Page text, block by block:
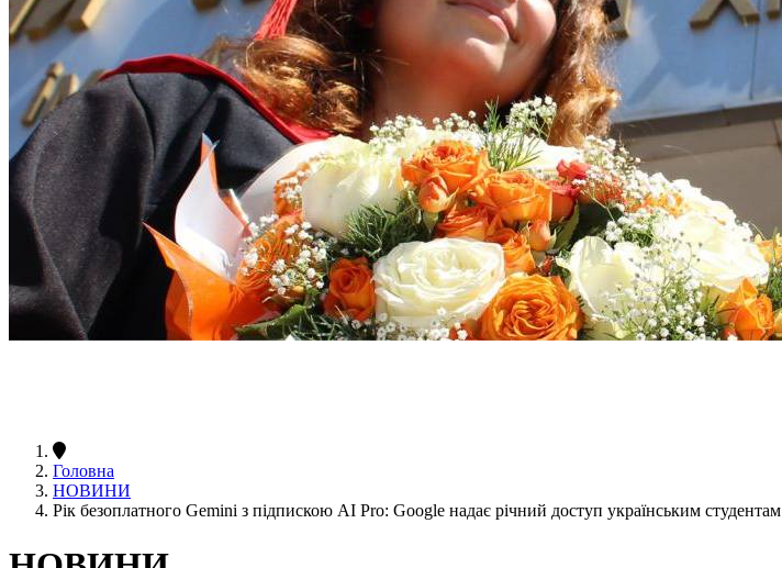
Головна
НОВИНИ
Рік безоплатного Gemini з підпискою AI Pro: Google надає річний доступ українським студентам